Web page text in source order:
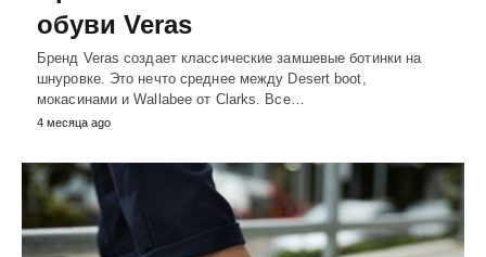
обуви Veras
Бренд Veras создает классические замшевые ботинки на
шнуровке. Это нечто среднее между Desert boot,
мокасинами и Wallabee от Clarks. Все…
4 месяца ago